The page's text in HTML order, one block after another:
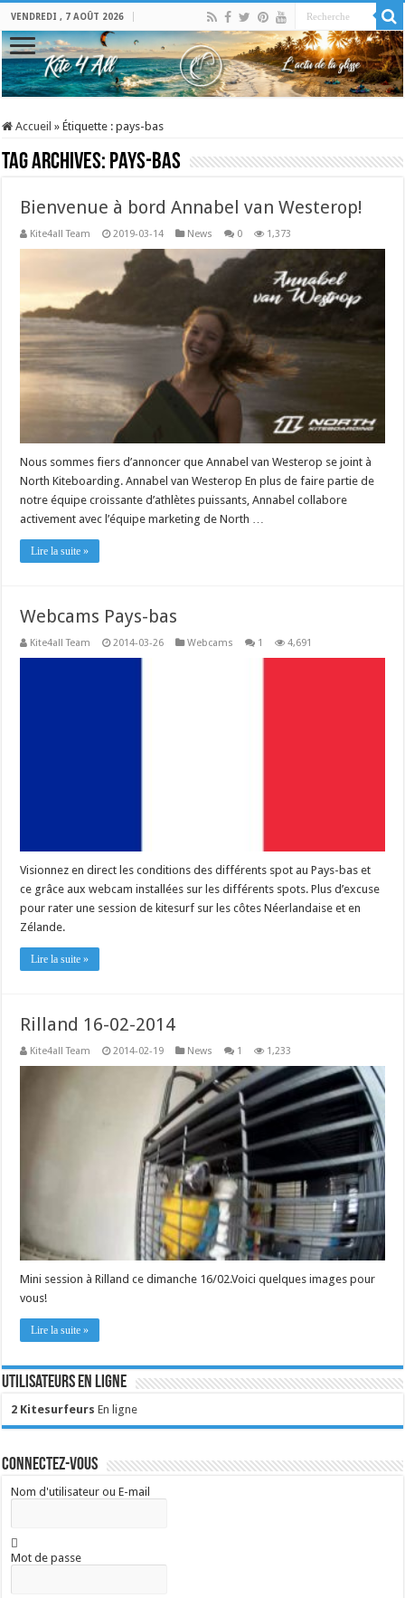
VENDREDI , 7 AOÛT 2026
Accueil » Étiquette :pays-bas
Tag Archives: pays-bas
Bienvenue à bord Annabel van Westerop!
Kite4all Team 2019-03-14 News 0 1,373
Nous sommes fiers d’annoncer que Annabel van Westerop se joint à
North Kiteboarding. Annabel van Westerop En plus de faire partie de
notre équipe croissante d’athlètes puissants, Annabel collabore
activement avec l’équipe marketing de North …
Lire la suite »
Webcams Pays-bas
Kite4all Team 2014-03-26 Webcams 1 4,691
Visionnez en direct les conditions des différents spot au Pays-bas et
ce grâce aux webcam installées sur les différents spots. Plus d’excuse
pour rater une session de kitesurf sur les côtes Néerlandaise et en
Zélande.
Lire la suite »
Rilland 16-02-2014
Kite4all Team 2014-02-19 News 1 1,233
Mini session à Rilland ce dimanche 16/02.Voici quelques images pour
vous!
Lire la suite »
Utilisateurs en ligne
2 Kitesurfeurs En ligne
Connectez-vous
Nom d'utilisateur ou E-mail
Mot de passe